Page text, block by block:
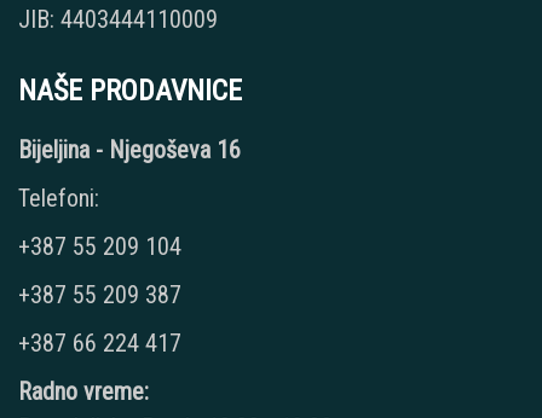
JIB: 4403444110009
NAŠE PRODAVNICE
Bijeljina - Njegoševa 16
Telefoni:
+387 55 209 104
+387 55 209 387
+387 66 224 417
Radno vreme: